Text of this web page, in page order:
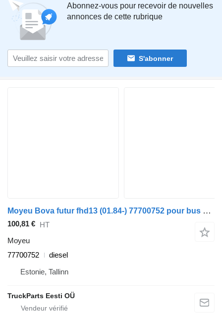
Abonnez-vous pour recevoir de nouvelles
annonces de cette rubrique
S'abonner
Moyeu Bova futur fhd13 (01.84-) 77700752 pour bus Bova Futura FHD, FLD (1982-)
100,81 € HT
Moyeu
77700752
diesel
Estonie, Tallinn
TruckParts Eesti OÜ